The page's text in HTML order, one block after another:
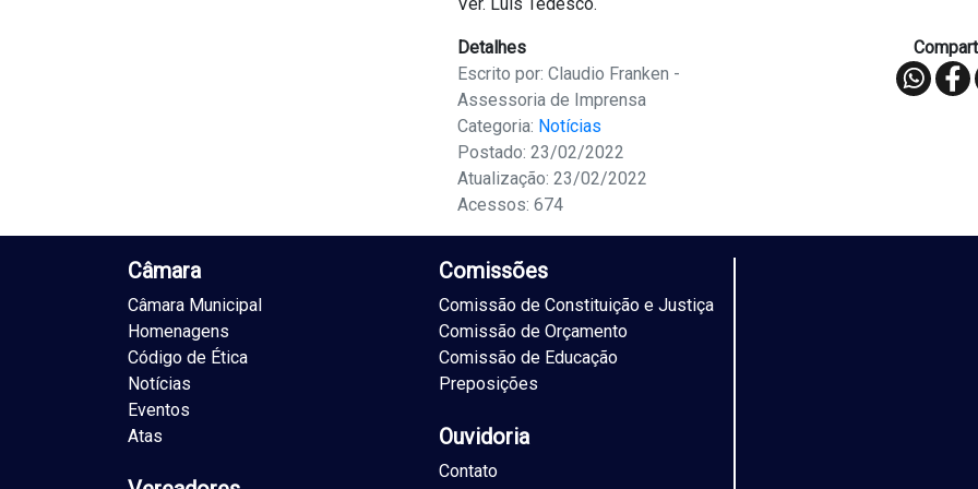
Detalhes
Escrito por: Claudio Franken -
Assessoria de Imprensa
Categoria: Notícias
Postado: 23/02/2022
Atualização: 23/02/2022
Acessos: 674
Câmara
Câmara Municipal
Homenagens
Código de Ética
Notícias
Eventos
Atas
Comissões
Comissão de Constituição e Justiça
Comissão de Orçamento
Comissão de Educação
Preposições
Ouvidoria
Contato